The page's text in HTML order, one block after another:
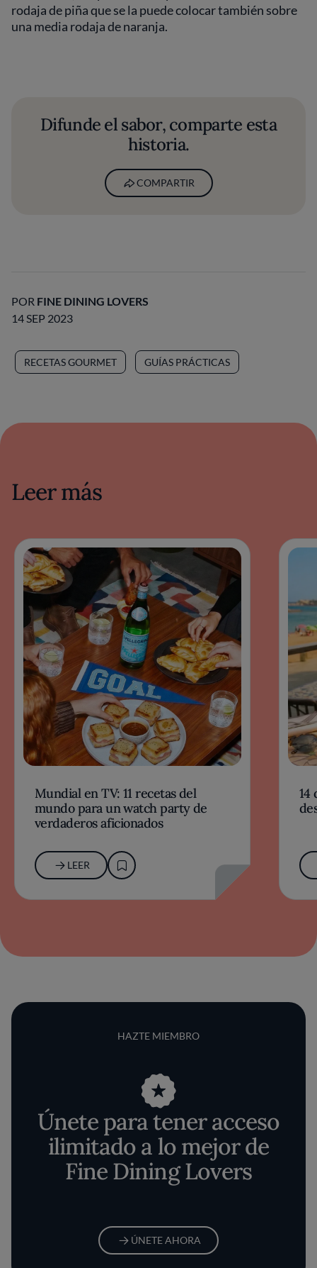
rodaja de piña que se la puede colocar también sobre
una media rodaja de naranja.
Difunde el sabor, comparte esta
historia.
COMPARTIR
POR FINE DINING LOVERS
14 SEP 2023
RECETAS GOURMET GUÍAS PRÁCTICAS
Leer más
Mundial en TV: 11 recetas del
mundo para un watch party de
verdaderos aficionados
LEER
14
HAZTE MIEMBRO
Únete para tener acceso
ilimitado a lo mejor de
Fine Dining Lovers
ÚNETE AHORA